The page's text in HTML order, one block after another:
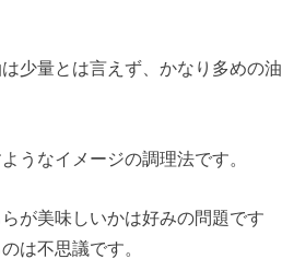
少量とは言えず、かなり多めの油
うなイメージの調理法です。
が美味しいかは好みの問題です
は不思議です。